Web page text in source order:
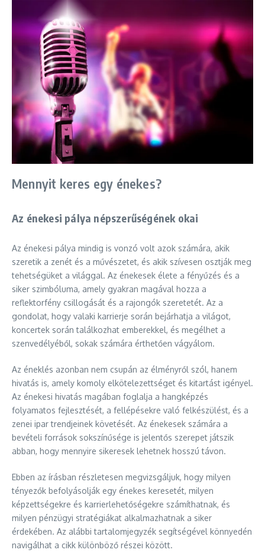
Mennyit keres egy énekes?
Az énekesi pálya népszerűségének okai
Az énekesi pálya mindig is vonzó volt azok számára, akik
szeretik a zenét és a művészetet, és akik szívesen osztják meg
tehetségüket a világgal. Az énekesek élete a fényűzés és a
siker szimbóluma, amely gyakran magával hozza a
reflektorfény csillogását és a rajongók szeretetét. Az a
gondolat, hogy valaki karrierje során bejárhatja a világot,
koncertek során találkozhat emberekkel, és megélhet a
szenvedélyéből, sokak számára érthetően vágyálom.
Az éneklés azonban nem csupán az élményről szól, hanem
hivatás is, amely komoly elkötelezettséget és kitartást igényel.
Az énekesi hivatás magában foglalja a hangképzés
folyamatos fejlesztését, a fellépésekre való felkészülést, és a
zenei ipar trendjeinek követését. Az énekesek számára a
bevételi források sokszínűsége is jelentős szerepet játszik
abban, hogy mennyire sikeresek lehetnek hosszú távon.
Ebben az írásban részletesen megvizsgáljuk, hogy milyen
tényezők befolyásolják egy énekes keresetét, milyen
képzettségekre és karrierlehetőségekre számíthatnak, és
milyen pénzügyi stratégiákat alkalmazhatnak a siker
érdekében. Az alábbi tartalomjegyzék segítségével könnyedén
navigálhat a cikk különböző részei között.